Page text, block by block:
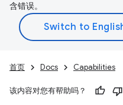
含错误。
首页 Docs Capabilities
该内容对您有帮助吗？